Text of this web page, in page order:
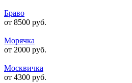
Браво
от 8500 руб.
Морячка
от 2000 руб.
Москвичка
от 4300 руб.